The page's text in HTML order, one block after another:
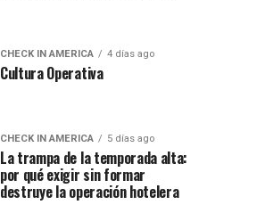
CHECK IN AMERICA 4 días ago
Cultura Operativa
CHECK IN AMERICA 5 días ago
La trampa de la temporada alta:
por qué exigir sin formar
destruye la operación hotelera